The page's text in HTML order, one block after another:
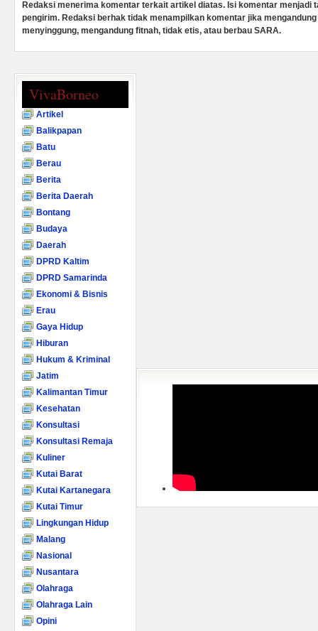
Redaksi menerima komentar terkait artikel diatas. Isi komentar menjadi
pengirim. Redaksi berhak tidak menampilkan komentar jika
menyinggung, mengandung fitnah, tidak etis, atau berbau SARA.
VivaBorneo
Artikel
Balikpapan
Batu
Berau
Berita
Berita Daerah
Bontang
Budaya
Daerah
DPRD Kaltim
DPRD Samarinda
Ekonomi & Bisnis
Erau
Gaya Hidup
Hiburan
Hukum & Kriminal
Jatim
Kalimantan Timur
Kesehatan
Konsultasi
Konsultasi Remaja
Kuliner
Kutai Barat
Kutai Kartanegara
Kutai Timur
Lingkungan Hidup
Malang
Nasional
Nusantara
Olahraga
Olahraga Lain
Opini